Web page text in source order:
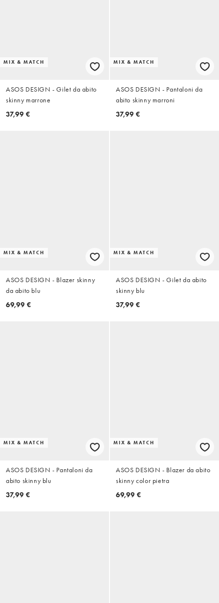
MIX & MATCH
ASOS DESIGN - Gilet da abito
skinny marrone
37,99 €
MIX & MATCH
ASOS DESIGN - Pantaloni da
abito skinny marroni
37,99 €
MIX & MATCH
ASOS DESIGN - Blazer skinny
da abito blu
69,99 €
MIX & MATCH
ASOS DESIGN - Gilet da abito
skinny blu
37,99 €
MIX & MATCH
ASOS DESIGN - Pantaloni da
abito skinny blu
37,99 €
MIX & MATCH
ASOS DESIGN - Blazer da abito
skinny color pietra
69,99 €